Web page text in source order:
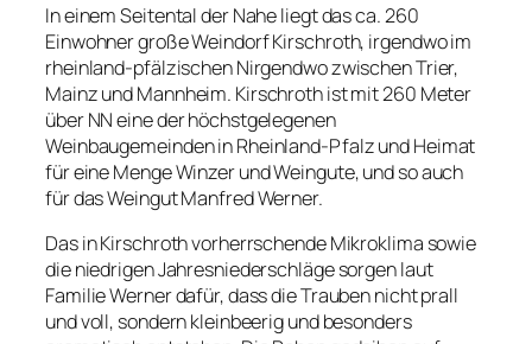
In einem Seitental der Nahe liegt das ca. 260
Einwohner große Weindorf Kirschroth, irgendwo im
rheinland-pfälzischen Nirgendwo zwischen Trier,
Mainz und Mannheim. Kirschroth ist mit 260 Meter
über NN eine der höchstgelegenen
Weinbaugemeinden in Rheinland-Pfalz und Heimat
für eine Menge Winzer und Weingute, und so auch
für das Weingut Manfred Werner.
Das in Kirschroth vorherrschende Mikroklima sowie
die niedrigen Jahresniederschläge sorgen laut
Familie Werner dafür, dass die Trauben nicht prall
und voll, sondern kleinbeerig und besonders